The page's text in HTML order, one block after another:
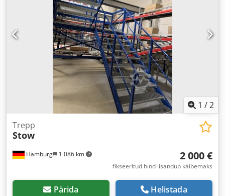
1 /2
Hamburg 1 086 km
Trepp
Stow
2 000 €
fikseeritud hind lisandub käibemaks
Pärida Helistada